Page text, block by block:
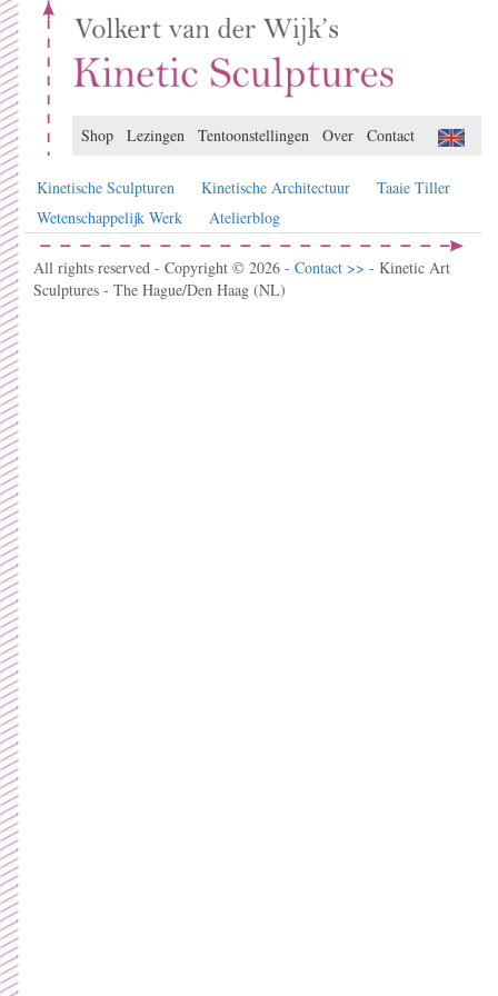
Shop Lezingen Tentoonstellingen Over Contact
Kinetische Sculpturen Kinetische Architectuur
Taaie Tiller
Wetenschappelijk Werk
Atelierblog
All rights reserved - Copyright © 2026 - Contact >> - Kinetic Art
Sculptures - The Hague/Den Haag (NL)